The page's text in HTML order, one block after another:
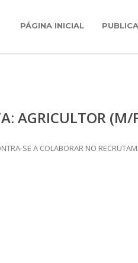
PÁGINA INICIAL
AGRICULTOR (M/
SE A COLABORAR NO